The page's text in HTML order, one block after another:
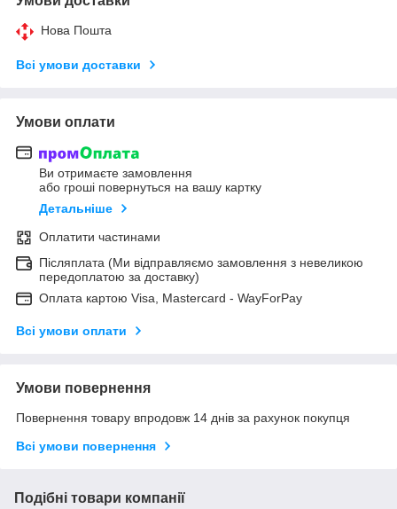
Нова Пошта
Всі умови доставки
Умови оплати
Ви отримаєте замовлення
або гроші повернуться на вашу картку
Детальніше
Оплатити частинами
Післяплата (Ми відправляємо замовлення з невеликою
передоплатою за доставку)
Оплата картою Visa, Mastercard - WayForPay
Всі умови оплати
Умови повернення
Повернення товару впродовж 14 днів за рахунок покупця
Всі умови повернення
Подібні товари компанії